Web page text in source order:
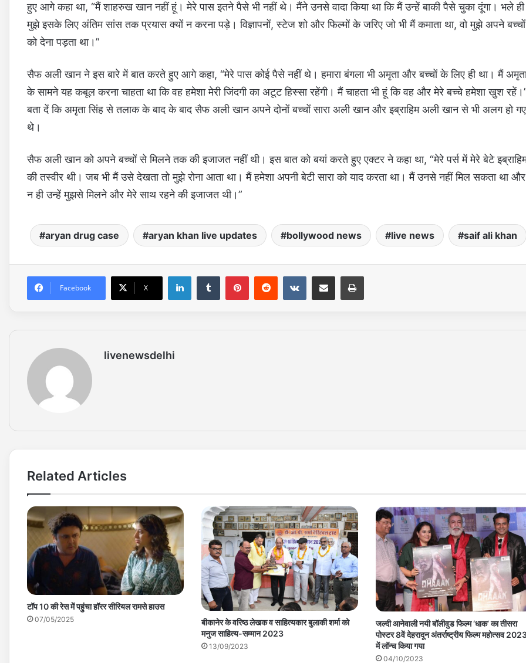
हुए आगे कहा था, “मैं शाहरुख खान नहीं हूं। मेरे पास इतने पैसे भी नहीं थे। मैंने उनसे वादा किया था कि मैं उन्हें बाकी पैसे चुका दूंगा। भले ही
मुझे इसके लिए अंतिम सांस तक प्रयास क्यों न करना पड़े। विज्ञापनों, स्टेज शो और फिल्मों के जरिए जो भी मैं कमाता था, वो मुझे अपने बच्चों
को देना पड़ता था।”
सैफ अली खान ने इस बारे में बात करते हुए आगे कहा, “मेरे पास कोई पैसे नहीं थे। हमारा बंगला भी अमृता और बच्चों के लिए ही था। मैं
के सामने यह कबूल करना चाहता था कि वह हमेशा मेरी जिंदगी का अटूट हिस्सा रहेंगी। मैं चाहता भी हूं कि वह और मेरे बच्चे हमेशा खुश
बता दें कि अमृता सिंह से तलाक के बाद के बाद सैफ अली खान अपने दोनों बच्चों सारा अली खान और इब्राहिम अली खान से भी अलग हो गए
थे।
सैफ अली खान को अपने बच्चों से मिलने तक की इजाजत नहीं थी। इस बात को बयां करते हुए एक्टर ने कहा था, “मेरे पर्स में मेरे बेटे
की तस्वीर थी। जब भी मैं उसे देखता तो मुझे रोना आता था। मैं हमेशा अपनी बेटी सारा को याद करता था। मैं उनसे नहीं मिल सकता था और
न ही उन्हें मुझसे मिलने और मेरे साथ रहने की इजाजत थी।”
aryan drug case aryan khan live updates bollywood news live news saif ali khan
Facebook X
livenewsdelhi
Related Articles
टॉप 10 की रेस में पहुंचा हॉरर सीरियल रामसे हाउस
07/05/2025
बीकानेर के वरिष्ठ लेखक व साहित्यकार बुलाकी शर्मा को
मनुज साहित्य-सम्मान 2023
13/09/2023
जल्दी आनेवाली नयी बॉलीवुड फिल्म ‘धाक’ का तीसरा
पोस्टर 8वें देहरादून अंतर्राष्ट्रीय फिल्म महोत्सव
में लॉन्च किया गया
04/10/2023